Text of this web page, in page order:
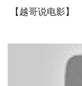
【越哥说电影】